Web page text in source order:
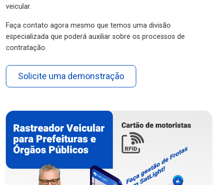
veicular.
Faça contato agora mesmo que temos uma divisão
especializada que poderá auxiliar sobre os processos de
contratação.
Solicite uma demonstração